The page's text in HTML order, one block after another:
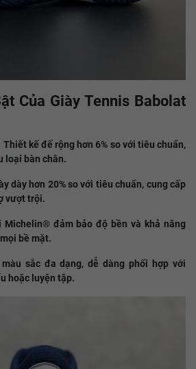
Của Giày Tennis Babolat
kế đế rộng hơn 6% so với tiêu chuẩn,
loại bàn chân.​
dày hơn 20% so với tiêu chuẩn, cung cấp
vượt trội.​
Michelin® đảm bảo độ bền và khả năng
bề mặt.​
sắc đa dạng, dễ dàng phối hợp với
hoặc luyện tập.​